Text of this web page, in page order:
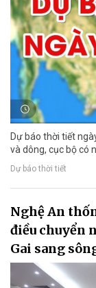
Dự báo thời tiết
và dông, cục bộ có
Dự báo thời tiết
Nghệ An
điều chuyển
Gai sang